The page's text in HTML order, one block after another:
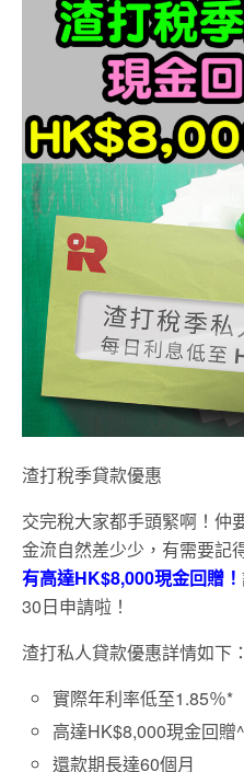
渣打稅季貸款優惠
交完稅大家都手頭緊啊！仲
金流自然差少少，有需要記
有高達HK$8,000現金回贈！
30日申請啦！
渣打私人貸款優惠詳情如下：
實際年利率低至1.85％*
高達HK$8,000現金回贈^
還款期長達60個月